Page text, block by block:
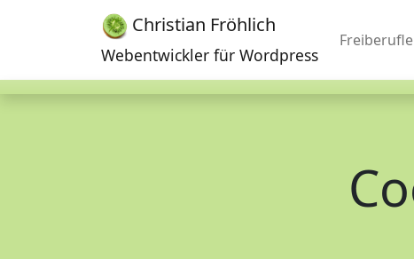
Christian Fröhlich
Webentwickler für Wordpress